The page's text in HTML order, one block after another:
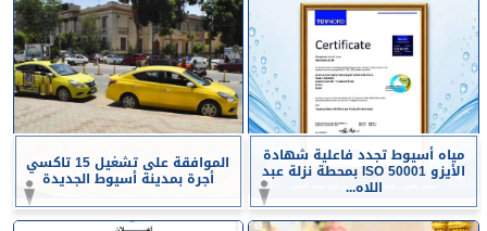
مياه أسيوط تجدد فاعلية شهادة
الأيزو ISO 50001 بمحطة نزلة عبد
اللاه...
الموافقة على تشغيل 15 تاكسي
أجرة بمدينة أسيوط الجديدة